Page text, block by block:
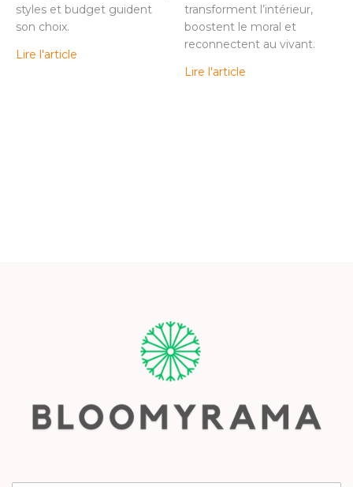
styles et budget guident
son choix.
Lire l'article
transforment l’intérieur,
boostent le moral et
reconnectent au vivant.
Lire l'article